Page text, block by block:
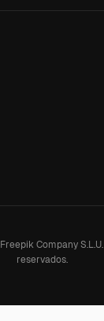
Freepik Company S.L.U.
reservados.